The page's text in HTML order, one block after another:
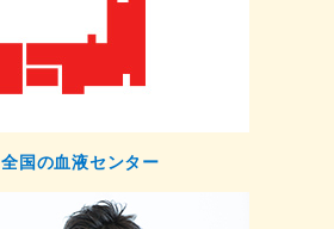
全国の血液センター